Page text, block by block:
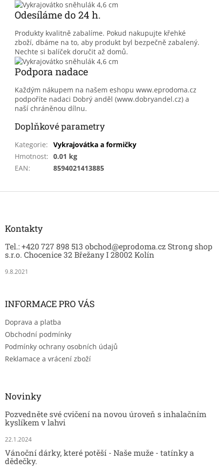
Odesíláme do 24 h.
Produkty kvalitně zabalíme. Pokud nakupujte křehké
zboží, dbáme na to, aby produkt byl bezpečně zabalený.
Nechte si balíček doručit až domů.
Podpora nadace
Každým nákupem na našem eshopu www.eprodoma.cz
podpoříte nadaci Dobrý anděl (www.dobryandel.cz) a
naší chráněnou dílnu.
Doplňkové parametry
Kategorie:
Vykrajovátka a formičky
Hmotnost: 0.01 kg
EAN: 8594021413885
Z
Kontakty
Tel.: +420 727 898 513 obchod@eprodoma.cz Strong shop
s.r.o. Chocenice 32 Břežany I 28002 Kolín
9.8.2021
INFORMACE PRO VÁS
Doprava a platba
Obchodní podmínky
Podmínky ochrany osobních údajů
Reklamace a vrácení zboží
Novinky
Pozvedněte své cvičení na novou úroveň s inhalačním
kyslíkem v lahvi
22.1.2024
Vánoční dárky, které potěší - Naše muže - tatínky a
dědečky.